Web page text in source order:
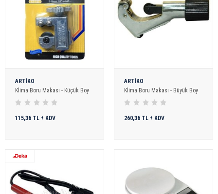
ARTİKO
Klima Boru Makası - Küçük Boy
115,36 TL + KDV
ARTİKO
Klima Boru Makası - Büyük Boy
260,36 TL + KDV